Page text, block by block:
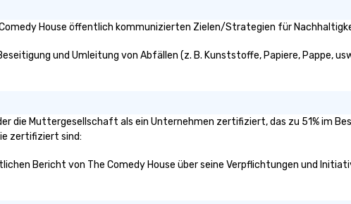
House öffentlich kommunizierten Zielen/Strategien für
und Umleitung von Abfällen (z. B. Kunststoffe, Papiere, Pappe,
die Muttergesellschaft als ein Unternehmen zertifiziert, das zu 51% im
zertifiziert sind:
Bericht von The Comedy House über seine Verpflichtungen und